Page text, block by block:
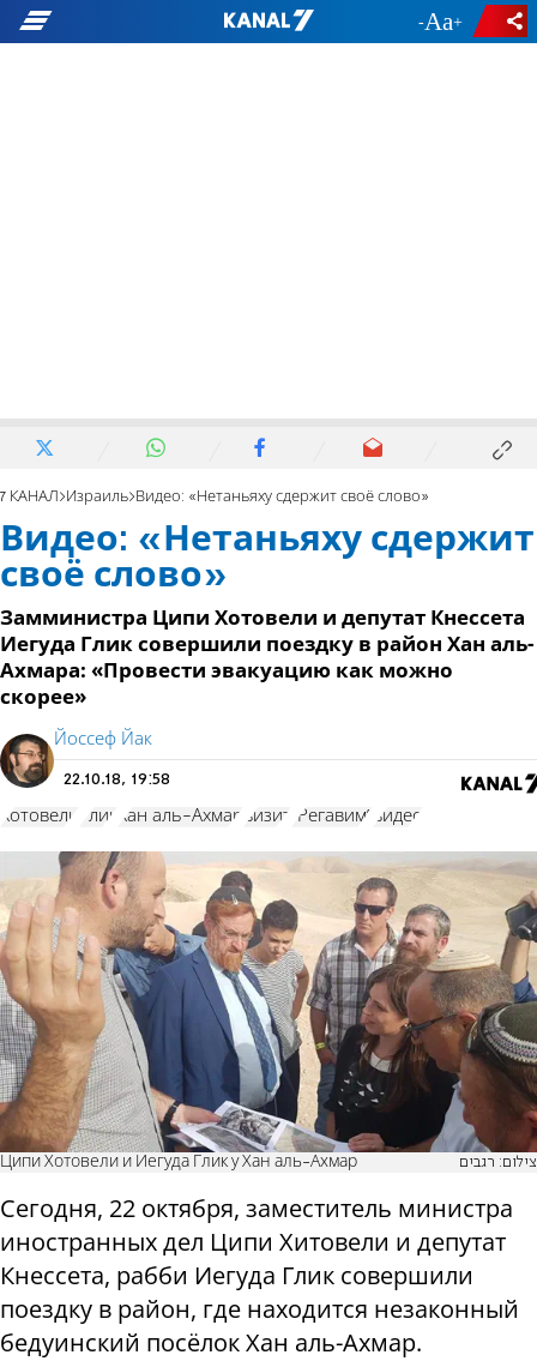
- +
7 КАНАЛ Израиль Видео: «Нетаньяху сдержит своё слово»
Видео: «Нетаньяху сдержит
своё слово»
Замминистра Ципи Хотовели и депутат Кнессета
Иегуда Глик совершили поездку в район Хан аль-
Ахмара: «Провести эвакуацию как можно
скорее»
Йоссеф Йак
22.10.18, 19:58
Хотовели Глик Хан аль-Ахмар визит "Регавим" видео
Ципи Хотовели и Иегуда Глик у Хан аль-Ахмар צילום: רגבים
Сегодня, 22 октября, заместитель министра
иностранных дел Ципи Хитовели и депутат
Кнессета, рабби Иегуда Глик совершили
поездку в район, где находится незаконный
бедуинский посёлок Хан аль-Ахмар.